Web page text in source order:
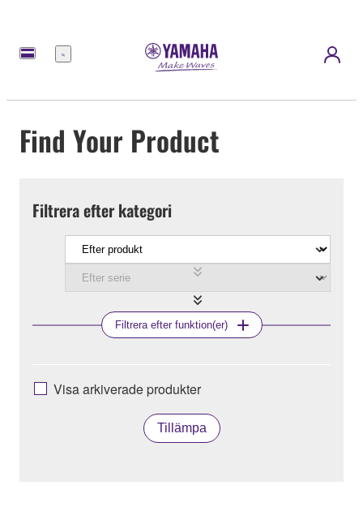
meny
Find Your Product
Filtrera efter kategori
Filtrera efter funktion(er)
Visa arkiverade produkter
Tillämpa